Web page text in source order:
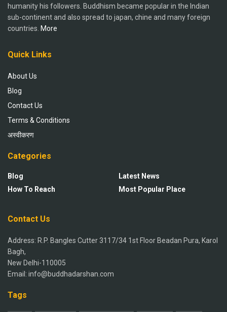
humanity his followers. Buddhism became popular in the Indian
sub-continent and also spread to japan, chine and many foreign
countries. More
Quick Links
About Us
Blog
Contact Us
Terms & Conditions
अस्वीकरण
Categories
Blog
How To Reach
Latest News
Most Popular Place
Contact Us
Address: R.P. Bangles Cutter 3117/34 1st Floor Beadan Pura, Karol
Bagh,
New Delhi-110005
Email: info@buddhadarshan.com
Tags